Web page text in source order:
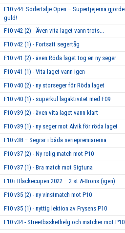
F10 v44: Södertälje Open – Supertjejerna
guld!
F10 v42 (2) - Även vita laget vann trots...
F10 v42 (1) - Fortsatt segertåg
F10 v41 (2) - även Röda laget tog en ny seger
F10 v41 (1) - Vita laget vann igen
F10 v40 (2) - ny storseger för Röda laget
F10 v40 (1) - superkul lagaktivitet med F09
F10 v39 (2) - även vita laget vann klart
F10 v39 (1) - ny seger mot Alvik för röda laget
F10 v38 – Segrar i båda seriepremiärerna
F10 v37 (2) - Ny rolig match mot P10
F10 v37 (1) - Bra match mot Sigtuna
F10 i Blackecupen 2022 – 2 st A-Brons (igen)
F10 v35 (2) - ny vinstmatch mot P10
F10 v35 (1) - nyttig lektion av Frysens P10
F10 v34 - Streetbaskethelg och matcher mot